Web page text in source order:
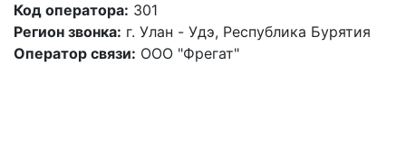
Код оператора: 301
Регион звонка: г. Улан - Удэ, Республика Бурятия
Оператор связи: ООО "Фрегат"